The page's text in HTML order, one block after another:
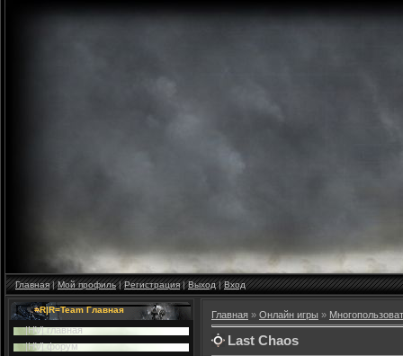
Главная|Мой профиль|Регистрация|Выход|Вход
=R|R=Team Главная
|HV| главная
|HV| форум
Главная » Онлайн игры »
Last Chaos